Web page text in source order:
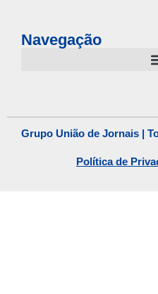
Navegação
Grupo União de Jornais |
Política de